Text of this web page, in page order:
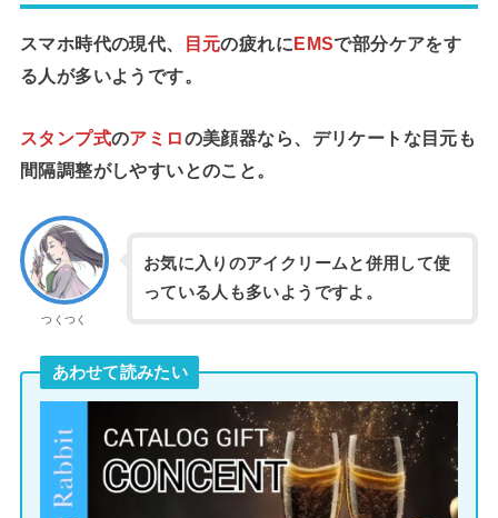
スマホ時代の現代、 目元の疲れに EMSで部分ケアをす
る人が多いようです。
スタンプ式のアミロの美顔器なら、デリケートな目元も
間隔調整がしやすいとのこと。
つくつく
お気に入りのアイクリームと併用して使
っている人も多いようですよ。
あわせて読みたい